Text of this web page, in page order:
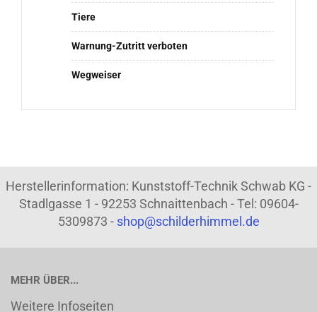
Tiere
Warnung-Zutritt verboten
Wegweiser
Herstellerinformation: Kunststoff-Technik Schwab KG -
Stadlgasse 1 - 92253 Schnaittenbach - Tel: 09604-
5309873 - shop@schilderhimmel.de
MEHR ÜBER...
Weitere Infoseiten